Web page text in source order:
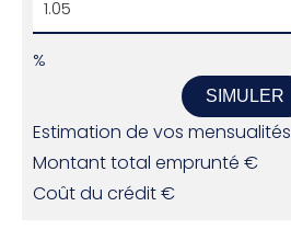
%
SIMULER
Estimation de vos mensualités
Montant total emprunté €
Coût du crédit€